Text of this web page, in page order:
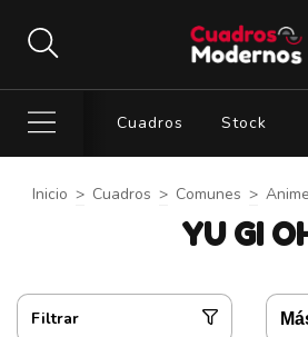
Cuadros Stock
Inicio > Cuadros > Comunes >
YU GI
Filtrar